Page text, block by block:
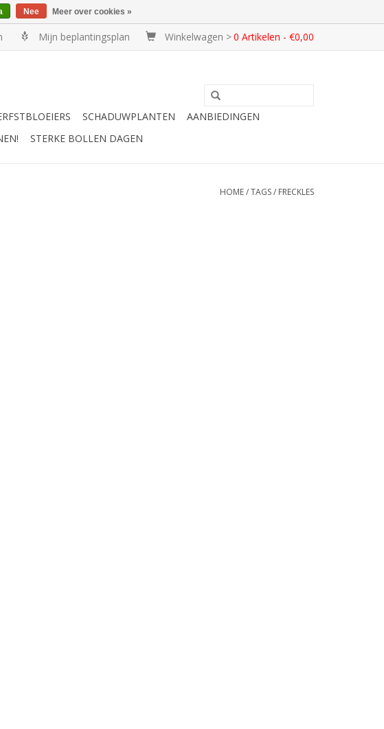
Mijn beplantingsplan Winkelwagen >0 Artikelen - €0,00
SCHADUWPLANTEN
AANBIEDINGEN
STERKE BOLLEN DAGEN
HOME/TAGS/ FRECKLES
Nee Meer over cookies »